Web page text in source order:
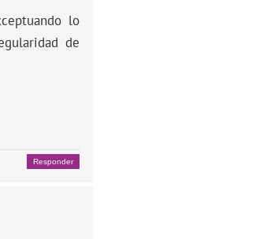
lo
de
Responder